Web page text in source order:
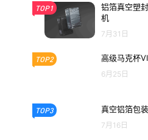
TOP1
铝箔真空塑
机
7月31日
TOP2 高级马克杯
6月25日
TOP3 真空铝箔包
7月16日